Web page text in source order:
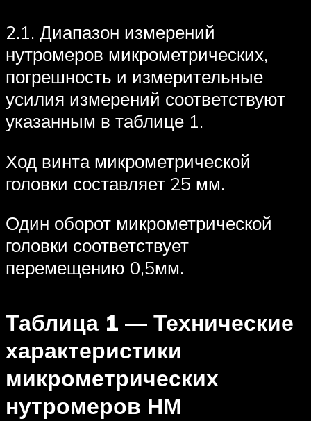
2.1. Диапазон измерений
нутромеров микрометрических,
погрешность и измерительные
усилия измерений соответствуют
указанным в таблице 1.
Ход винта микрометрической
головки составляет 25 мм.
Один оборот микрометрической
головки соответствует
перемещению 0,5мм.
Таблица 1 — Технические
характеристики
микрометрических
нутромеров НМ